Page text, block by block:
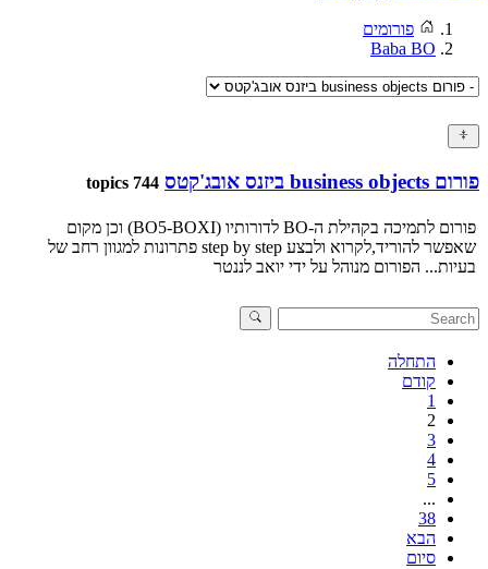
פורומים
Baba BO
פורום business objects ביזנס אובג'קטס 744 topics
פורום לתמיכה בקהילת ה-BO לדורותיו (BO5-BOXI) וכן מקום
שאפשר להוריד,לקרוא ולבצע step by step פתרונות למגוון רחב של
בעיות... הפורום מנוהל על ידי יואב לננטר
התחלה
קודם
1
2
3
4
5
...
38
הבא
סיום